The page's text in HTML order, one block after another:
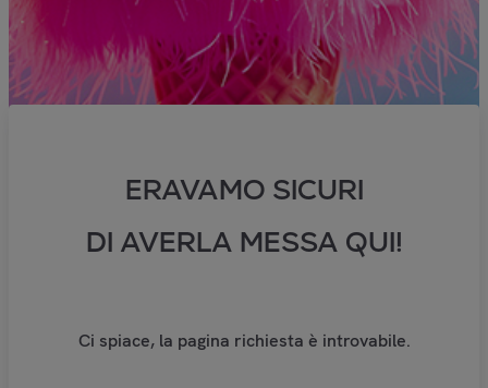
ERAVAMO SICURI
DI AVERLA MESSA QUI!
Ci spiace, la pagina richiesta è introvabile.